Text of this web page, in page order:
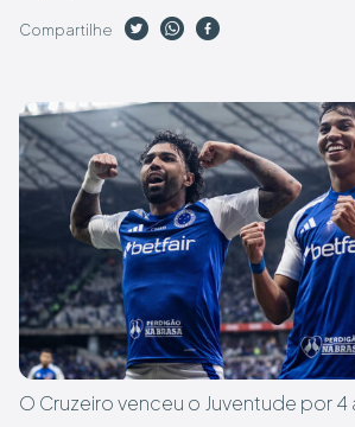
Compartilhe
O Cruzeiro venceu o Juventude por 4